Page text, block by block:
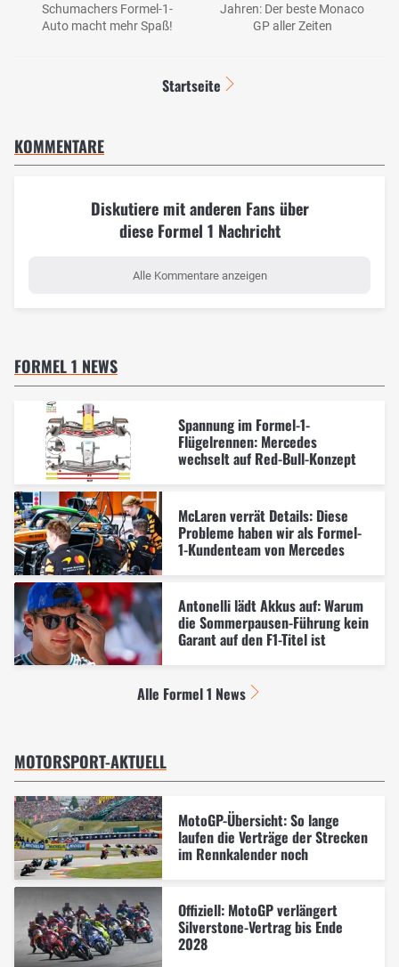
Schumachers Formel-1-
Auto macht mehr Spaß!
Jahren: Der beste Monaco
GP aller Zeiten
Startseite
KOMMENTARE
Diskutiere mit anderen Fans über
diese Formel 1 Nachricht
Alle Kommentare anzeigen
FORMEL 1 NEWS
Spannung im Formel-1-
Flügelrennen: Mercedes
wechselt auf Red-Bull-Konzept
McLaren verrät Details: Diese
Probleme haben wir als Formel-
1-Kundenteam von Mercedes
Antonelli lädt Akkus auf: Warum
die Sommerpausen-Führung kein
Garant auf den F1-Titel ist
Alle Formel 1 News
MOTORSPORT-AKTUELL
MotoGP-Übersicht: So lange
laufen die Verträge der Strecken
im Rennkalender noch
Offiziell: MotoGP verlängert
Silverstone-Vertrag bis Ende
2028